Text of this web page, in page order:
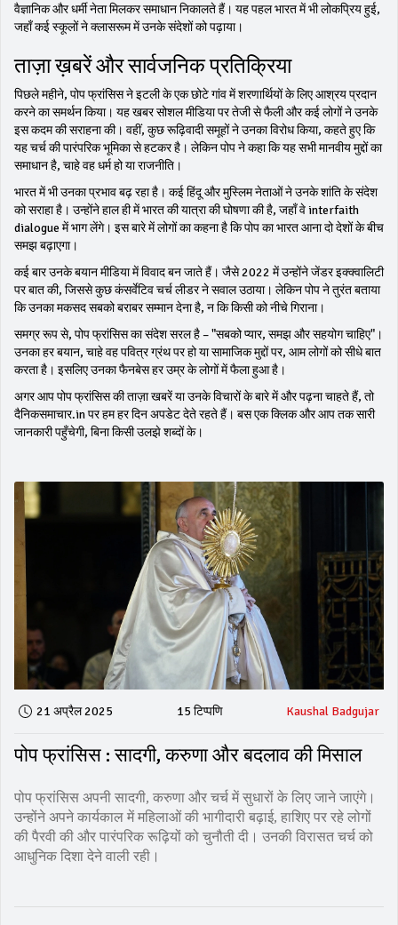
वैज्ञानिक और धर्मी नेता मिलकर समाधान निकालते हैं। यह पहल भारत में भी लोकप्रिय हुई,
जहाँ कई स्कूलों ने क्लासरूम में उनके संदेशों को पढ़ाया।
ताज़ा ख़बरें और सार्वजनिक प्रतिक्रिया
पिछले महीने, पोप फ्रांसिस ने इटली के एक छोटे गांव में शरणार्थियों के लिए आश्रय प्रदान
करने का समर्थन किया। यह खबर सोशल मीडिया पर तेजी से फैली और कई लोगों ने उनके
इस कदम की सराहना की। वहीं, कुछ रूढ़िवादी समूहों ने उनका विरोध किया, कहते हुए कि
यह चर्च की पारंपरिक भूमिका से हटकर है। लेकिन पोप ने कहा कि यह सभी मानवीय मुद्दों का
समाधान है, चाहे वह धर्म हो या राजनीति।
भारत में भी उनका प्रभाव बढ़ रहा है। कई हिंदू और मुस्लिम नेताओं ने उनके शांति के संदेश
को सराहा है। उन्होंने हाल ही में भारत की यात्रा की घोषणा की है, जहाँ वे interfaith
dialogue में भाग लेंगे। इस बारे में लोगों का कहना है कि पोप का भारत आना दो देशों के बीच
समझ बढ़ाएगा।
कई बार उनके बयान मीडिया में विवाद बन जाते हैं। जैसे 2022 में उन्होंने जेंडर इक्क्वालिटी
पर बात की, जिससे कुछ कंसर्वेटिव चर्च लीडर ने सवाल उठाया। लेकिन पोप ने तुरंत बताया
कि उनका मकसद सबको बराबर सम्मान देना है, न कि किसी को नीचे गिराना।
समग्र रूप से, पोप फ्रांसिस का संदेश सरल है – "सबको प्यार, समझ और सहयोग चाहिए"।
उनका हर बयान, चाहे वह पवित्र ग्रंथ पर हो या सामाजिक मुद्दों पर, आम लोगों को सीधे बात
करता है। इसलिए उनका फैनबेस हर उम्र के लोगों में फैला हुआ है।
अगर आप पोप फ्रांसिस की ताज़ा खबरें या उनके विचारों के बारे में और पढ़ना चाहते हैं, तो
दैनिकसमाचार.in पर हम हर दिन अपडेट देते रहते हैं। बस एक क्लिक और आप तक सारी
जानकारी पहुँचेगी, बिना किसी उलझे शब्दों के।
21 अप्रैल 2025 15 टिप्पणि Kaushal Badgujar
पोप फ्रांसिस : सादगी, करुणा और बदलाव की मिसाल
पोप फ्रांसिस अपनी सादगी, करुणा और चर्च में सुधारों के लिए जाने जाएंगे।
उन्होंने अपने कार्यकाल में महिलाओं की भागीदारी बढ़ाई, हाशिए पर रहे लोगों
की पैरवी की और पारंपरिक रूढ़ियों को चुनौती दी। उनकी विरासत चर्च को
आधुनिक दिशा देने वाली रही।